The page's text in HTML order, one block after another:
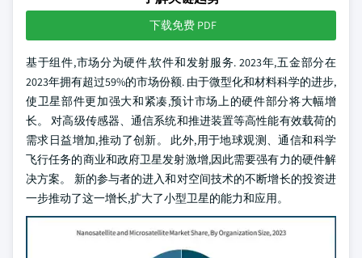
下载免费 PDF
基于组件,市场分为硬件,软件和发射服务. 2023年,五金部分在
2023年拥有超过59%的市场份额. 由于微型化和材料科学的进步,
使卫星部件更加强大和紧凑,预计市场上的硬件部分将大幅增
长。 对高级传感器、通信系统和推进装置等高性能有效载荷的
需求日益增加,推动了创新。 此外,用于地球观测、通信和科学
飞行任务的商业和政府卫星发射激增,因此需要强有力的硬件解
决方案。 新的参与者的进入和对空间技术的不断增长的投资进
一步推动了这一增长,扩大了小型卫星的能力和应用。